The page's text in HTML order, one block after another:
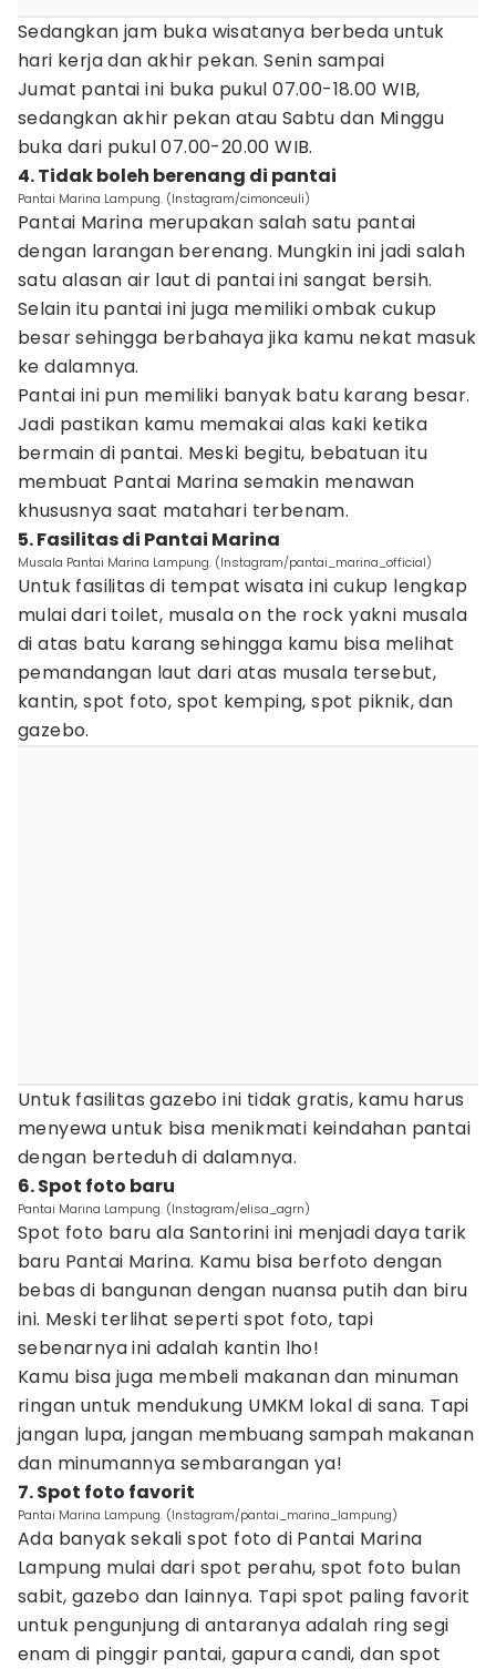
Sedangkan jam buka wisatanya berbeda untuk
hari kerja dan akhir pekan. Senin sampai
Jumat pantai ini buka pukul 07.00-18.00 WIB,
sedangkan akhir pekan atau Sabtu dan Minggu
buka dari pukul 07.00-20.00 WIB.
4. Tidak boleh berenang di pantai
Pantai Marina Lampung. (Instagram/cimonceuli)
Pantai Marina merupakan salah satu pantai
dengan larangan berenang. Mungkin ini jadi salah
satu alasan air laut di pantai ini sangat bersih.
Selain itu pantai ini juga memiliki ombak cukup
besar sehingga berbahaya jika kamu nekat masuk
ke dalamnya.
Pantai ini pun memiliki banyak batu karang besar.
Jadi pastikan kamu memakai alas kaki ketika
bermain di pantai. Meski begitu, bebatuan itu
membuat Pantai Marina semakin menawan
khususnya saat matahari terbenam.
5. Fasilitas di Pantai Marina
Musala Pantai Marina Lampung. (Instagram/pantai_marina_official)
Untuk fasilitas di tempat wisata ini cukup lengkap
mulai dari toilet, musala on the rock yakni musala
di atas batu karang sehingga kamu bisa melihat
pemandangan laut dari atas musala tersebut,
kantin, spot foto, spot kemping, spot piknik, dan
gazebo.
Untuk fasilitas gazebo ini tidak gratis, kamu harus
menyewa untuk bisa menikmati keindahan pantai
dengan berteduh di dalamnya.
6. Spot foto baru
Pantai Marina Lampung. (Instagram/elisa_agrn)
Spot foto baru ala Santorini ini menjadi daya tarik
baru Pantai Marina. Kamu bisa berfoto dengan
bebas di bangunan dengan nuansa putih dan biru
ini. Meski terlihat seperti spot foto, tapi
sebenarnya ini adalah kantin lho!
Kamu bisa juga membeli makanan dan minuman
ringan untuk mendukung UMKM lokal di sana. Tapi
jangan lupa, jangan membuang sampah makanan
dan minumannya sembarangan ya!
7. Spot foto favorit
Pantai Marina Lampung. (Instagram/pantai_marina_lampung)
Ada banyak sekali spot foto di Pantai Marina
Lampung mulai dari spot perahu, spot foto bulan
sabit, gazebo dan lainnya. Tapi spot paling favorit
untuk pengunjung di antaranya adalah ring segi
enam di pinggir pantai, gapura candi, dan spot